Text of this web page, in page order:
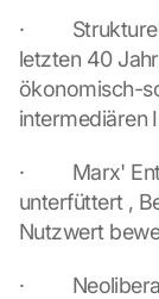
·
letzten 40
ökonomisch-
intermediären
·
unterfüttert ,
Nutzwert
·
e
e
t
o
e
l
o
d